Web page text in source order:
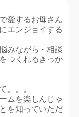
愛するお母さん
エンジョイする
みながら・相談
つくれるきっか
。。。
ムを楽しんじゃ
を知っていただ